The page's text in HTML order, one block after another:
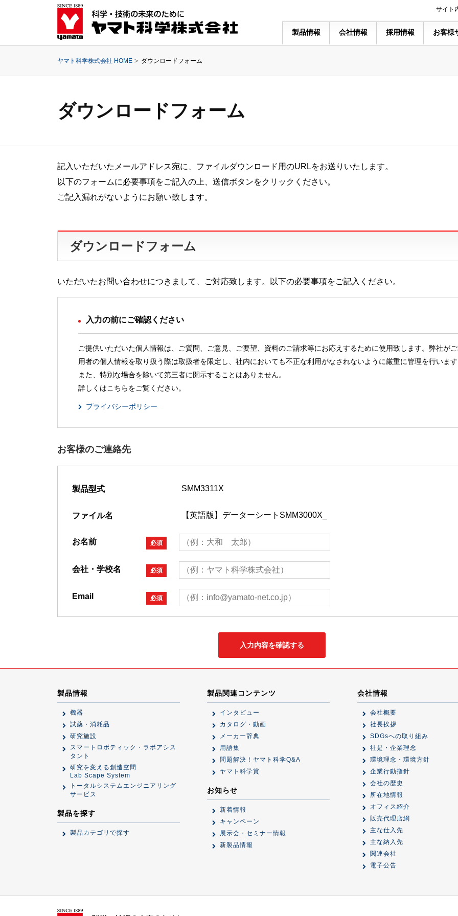
サイト
製品情報 会社情報 採用情報 お客様
ヤマト科学株式会社 HOME ダウンロードフォーム
ダウンロードフォーム
記入いただいたメールアドレス宛に、ファイルダウンロード用のURLをお送りいたします。
以下のフォームに必要事項をご記入の上、送信ボタンをクリックください。
ご記入漏れがないようにお願い致します。
ダウンロードフォーム
いただいたお問い合わせにつきまして、ご対応致します。以下の必要事項をご記入ください。
入力の前にご確認ください
ご提供いただいた個人情報は、ご質問、ご意見、ご要望、資料のご請求等にお応えするために使用致します。弊社が
用者の個人情報を取り扱う際は取扱者を限定し、社内においても不正な利用がなされないように厳重に管理を行いま
また、特別な場合を除いて第三者に開示することはありません。
詳しくはこちらをご覧ください。
プライバシーポリシー
お客様のご連絡先
製品型式
ファイル名
お名前 必須
会社・学校名 必須
Email 必須
製品情報
機器
試薬・消耗品
研究施設
スマートロボティック・ラボアシス
タント
研究を変える創造空間
Lab Scape System
トータルシステムエンジニアリング
サービス
製品を探す
製品カテゴリで探す
製品関連コンテンツ
インタビュー
カタログ・動画
メーカー辞典
用語集
問題解決！ヤマト科学Q&A
ヤマト科学賞
お知らせ
新着情報
キャンペーン
展示会・セミナー情報
新製品情報
会社情報
会社概要
社長挨拶
SDGsへの取り組み
社是・企業理念
環境理念・環境方針
企業行動指針
会社の歴史
所在地情報
オフィス紹介
販売代理店網
主な仕入先
主な納入先
関連会社
電子公告